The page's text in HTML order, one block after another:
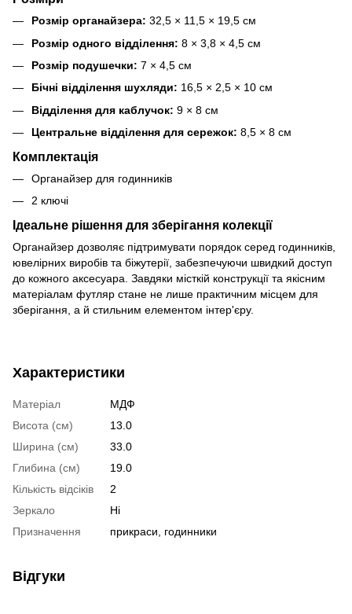
Розмір органайзера: 32,5 × 11,5 × 19,5 см
Розмір одного відділення: 8 × 3,8 × 4,5 см
Розмір подушечки: 7 × 4,5 см
Бічні відділення шухляди: 16,5 × 2,5 × 10 см
Відділення для каблучок: 9 × 8 см
Центральне відділення для сережок: 8,5 × 8 см
Комплектація
Органайзер для годинників
2 ключі
Ідеальне рішення для зберігання колекції
Органайзер дозволяє підтримувати порядок серед годинників,
ювелірних виробів та біжутерії, забезпечуючи швидкий доступ
до кожного аксесуара. Завдяки місткій конструкції та якісним
матеріалам футляр стане не лише практичним місцем для
зберігання, а й стильним елементом інтер'єру.
Характеристики
Матеріал
МДФ
Висота (см)
13.0
Ширина (см)
33.0
Глибина (см)
19.0
Кількість відсіків
2
Зеркало
Ні
Призначення
прикраси, годинники
Відгуки